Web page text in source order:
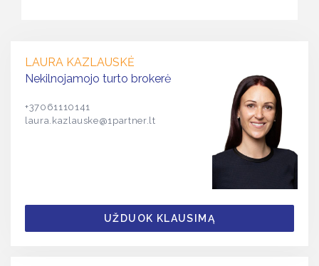
LAURA KAZLAUSKĖ
Nekilnojamojo turto brokerė
+37061110141
laura.kazlauske@1partner.lt
UŽDUOK KLAUSIMĄ